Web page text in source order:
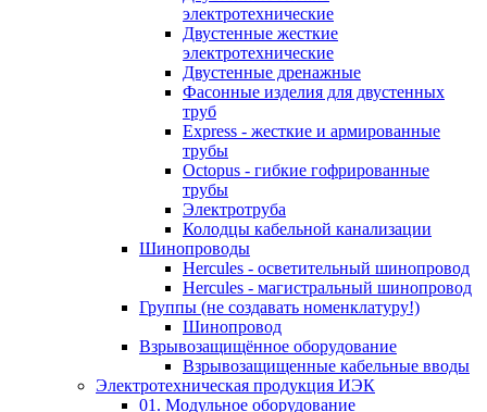
электротехнические
Двустенные жесткие
электротехнические
Двустенные дренажные
Фасонные изделия для двустенных
труб
Express - жесткие и армированные
трубы
Octopus - гибкие гофрированные
трубы
Электротруба
Колодцы кабельной канализации
Шинопроводы
Hercules - осветительный шинопровод
Hercules - магистральный шинопровод
Группы (не создавать номенклатуру!)
Шинопровод
Взрывозащищённое оборудование
Взрывозащищенные кабельные вводы
Электротехническая продукция ИЭК
01. Модульное оборудование